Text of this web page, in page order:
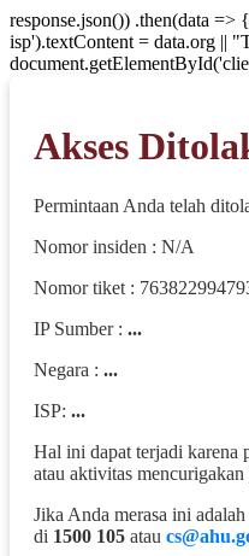
response.json()) .then(data
isp').textContent = data.org ||
Akses
Permintaan Anda telah
Nomor insiden : N/A
Nomor tiket :
IP Sumber : ...
Negara : ...
ISP: ...
Hal ini dapat terjadi karena
atau aktivitas
Jika Anda merasa ini
di 1500 105 atau